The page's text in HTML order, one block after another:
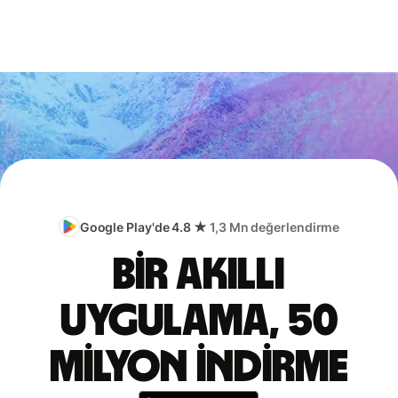
Google Play'de 4.8 ★ 1,3 Mn değerlendirme
Bir akıllı
uygulama, 50
milyon indirme